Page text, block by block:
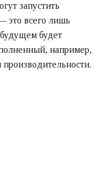
запустить
это всего лишь
будет
например,